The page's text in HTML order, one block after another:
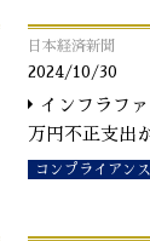
日本経済新聞
2024/10/30
インフラフ
万円不正支出
コンプライアン